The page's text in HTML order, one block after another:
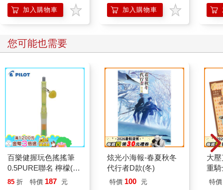
加入購物車 加入購物車
您可能也需要
百樂健握玩色搖搖筆
0.5PURE聯名 檸檬(限
量)
85 折 特價 187 元
炫光小海報-春夏秋冬
代行者D款(冬)
特價 100 元
大
重
特價